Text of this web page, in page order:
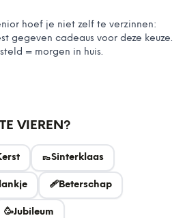
hoef je niet zelf te verzinnen:
gegeven cadeaus voor deze keuze.
= morgen in huis.
VIEREN?
👞Sinterklaas
🩹Beterschap
🥳Jubileum